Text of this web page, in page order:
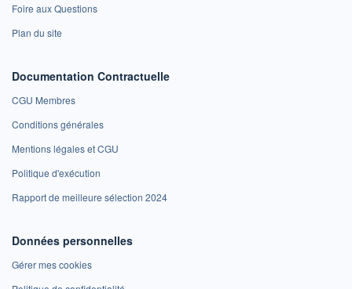
Foire aux Questions
Plan du site
Documentation Contractuelle
CGU Membres
Conditions générales
Mentions légales et CGU
Politique d'exécution
Rapport de meilleure sélection 2024
Données personnelles
Gérer mes cookies